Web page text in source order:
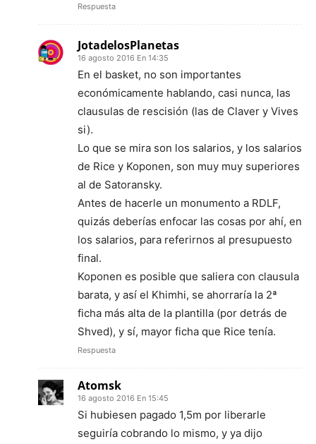
Respuesta
JotadelosPlanetas
16 agosto 2016 En 14:35
En el basket, no son importantes
económicamente hablando, casi nunca, las
clausulas de rescisión (las de Claver y Vives
si).
Lo que se mira son los salarios, y los salarios
de Rice y Koponen, son muy muy superiores
al de Satoransky.
Antes de hacerle un monumento a RDLF,
quizás deberías enfocar las cosas por ahí, en
los salarios, para referirnos al presupuesto
final.
Koponen es posible que saliera con clausula
barata, y así el Khimhi, se ahorraría la 2ª
ficha más alta de la plantilla (por detrás de
Shved), y sí, mayor ficha que Rice tenía.
Respuesta
Atomsk
16 agosto 2016 En 15:45
Si hubiesen pagado 1,5m por liberarle
seguiría cobrando lo mismo, y ya dijo